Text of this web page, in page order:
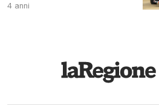
4 anni